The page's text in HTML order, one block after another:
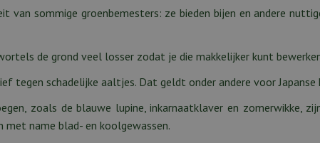
sommige groenbemesters: ze bieden bijen en andere
de grond veel losser zodat je die makkelijker kunt
schadelijke aaltjes. Dat geldt onder andere voor Japanse
zoals de blauwe lupine, inkarnaatklaver en zomerwikke,
name blad- en koolgewassen.